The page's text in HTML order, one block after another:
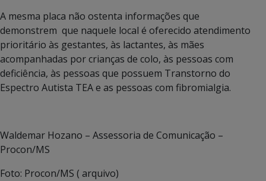
A mesma placa não ostenta informações que
demonstrem que naquele local é oferecido atendimento
prioritário às gestantes, às lactantes, às mães
acompanhadas por crianças de colo, às pessoas com
deficiência, às pessoas que possuem Transtorno do
Espectro Autista TEA e as pessoas com fibromialgia.
Waldemar Hozano – Assessoria de Comunicação –
Procon/MS
Foto: Procon/MS ( arquivo)